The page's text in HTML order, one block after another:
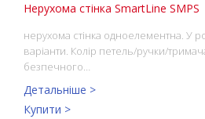
Нерухома стінка SmartLine SMPS
нерухома стінка одноелементна. У
варіанти. Колір петель/ручки/
безпечного…
Детальніше >
Купити >